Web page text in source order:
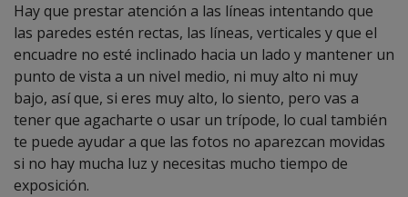
Hay que prestar atención a las líneas intentando que
las paredes estén rectas, las líneas, verticales y que el
encuadre no esté inclinado hacia un lado y mantener un
punto de vista a un nivel medio, ni muy alto ni muy
bajo, así que, si eres muy alto, lo siento, pero vas a
tener que agacharte o usar un trípode, lo cual también
te puede ayudar a que las fotos no aparezcan movidas
si no hay mucha luz y necesitas mucho tiempo de
exposición.